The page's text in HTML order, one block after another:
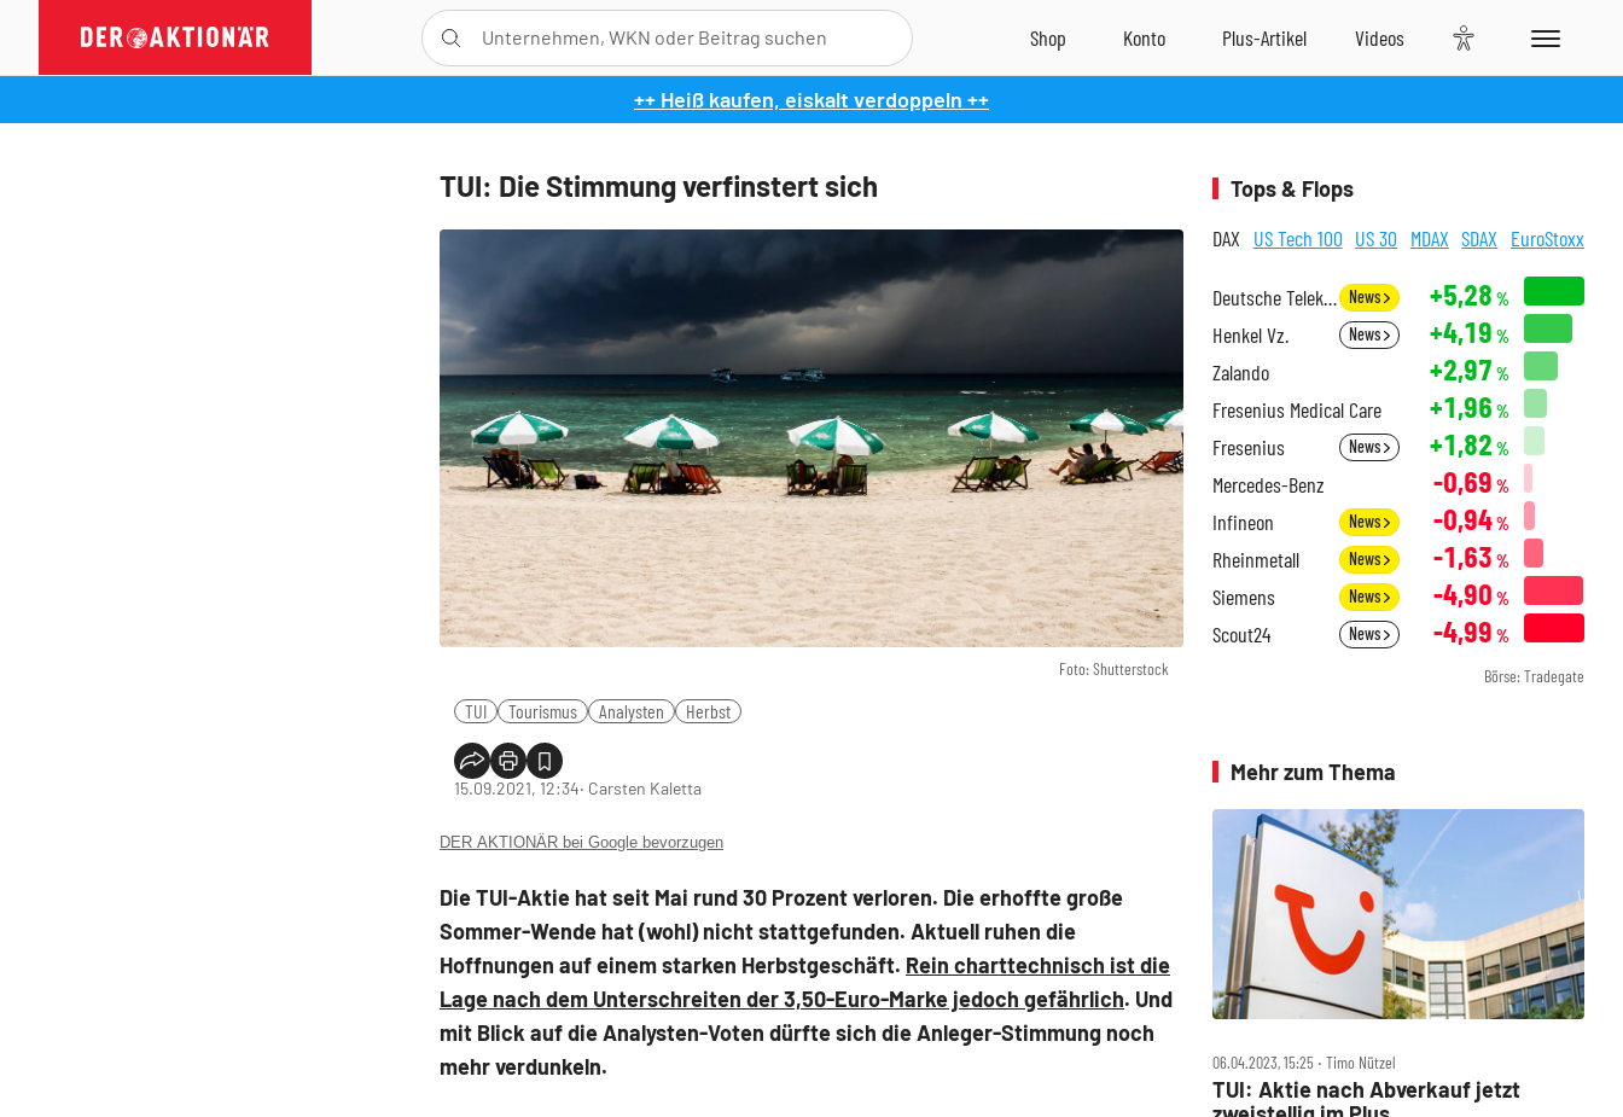
++ Heiß kaufen, eiskalt verdoppeln ++
TUI: Die Stimmung verfinstert sich
Foto: Shutterstock
TUI Tourismus Analysten Herbst
15.09.2021, 12:34‧ Carsten Kaletta
DER AKTIONÄR bei Google bevorzugen
Die TUI-Aktie hat seit Mai rund 30 Prozent verloren. Die erhoffte große
Sommer-Wende hat (wohl) nicht stattgefunden. Aktuell ruhen die
Hoffnungen auf einem starken Herbstgeschäft. Rein charttechnisch ist die
Lage nach dem Unterschreiten der 3,50-Euro-Marke jedoch gefährlich. Und
mit Blick auf die Analysten-Voten dürfte sich die Anleger-Stimmung noch
mehr verdunkeln.
Tops & Flops
DAX US Tech 100 US 30 MDAX SDAX EuroStoxx
Deutsche Telekom News +5,28 %
Henkel Vz. News +4,19 %
Zalando +2,97 %
Fresenius Medical Care +1,96 %
Fresenius News +1,82 %
Mercedes-Benz -0,69 %
Infineon News -0,94%
Rheinmetall News -1,63 %
Siemens News -4,90 %
Scout24 News -4,99 %
Börse: Tradegate
Mehr zum Thema
06.04.2023, 15:25 ‧ Timo Nützel
TUI: Aktie nach Abverkauf jetzt